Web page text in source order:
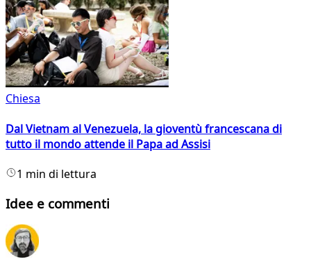
Chiesa
Dal Vietnam al Venezuela, la gioventù francescana di
tutto il mondo attende il Papa ad Assisi
1 min di lettura
Idee e commenti